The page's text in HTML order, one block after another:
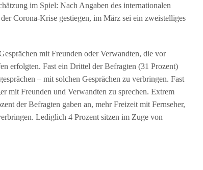
im Spiel: Nach Angaben des internationalen
Corona-Krise gestiegen, im März sei ein zweistelliges
mit Freunden oder Verwandten, die vor
erfolgten. Fast ein Drittel der Befragten (31 Prozent)
– mit solchen Gesprächen zu verbringen. Fast
mit Freunden und Verwandten zu sprechen. Extrem
der Befragten gaben an, mehr Freizeit mit Fernseher,
Lediglich 4 Prozent sitzen im Zuge von